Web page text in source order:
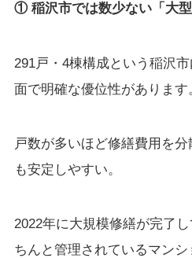
① 稲沢市では数少ない「大
291戸・4棟構成という稲沢
面で明確な優位性があります
戸数が多いほど修繕費用を
も安定しやすい。
2022年に大規模修繕が完了
ちんと管理されているマン